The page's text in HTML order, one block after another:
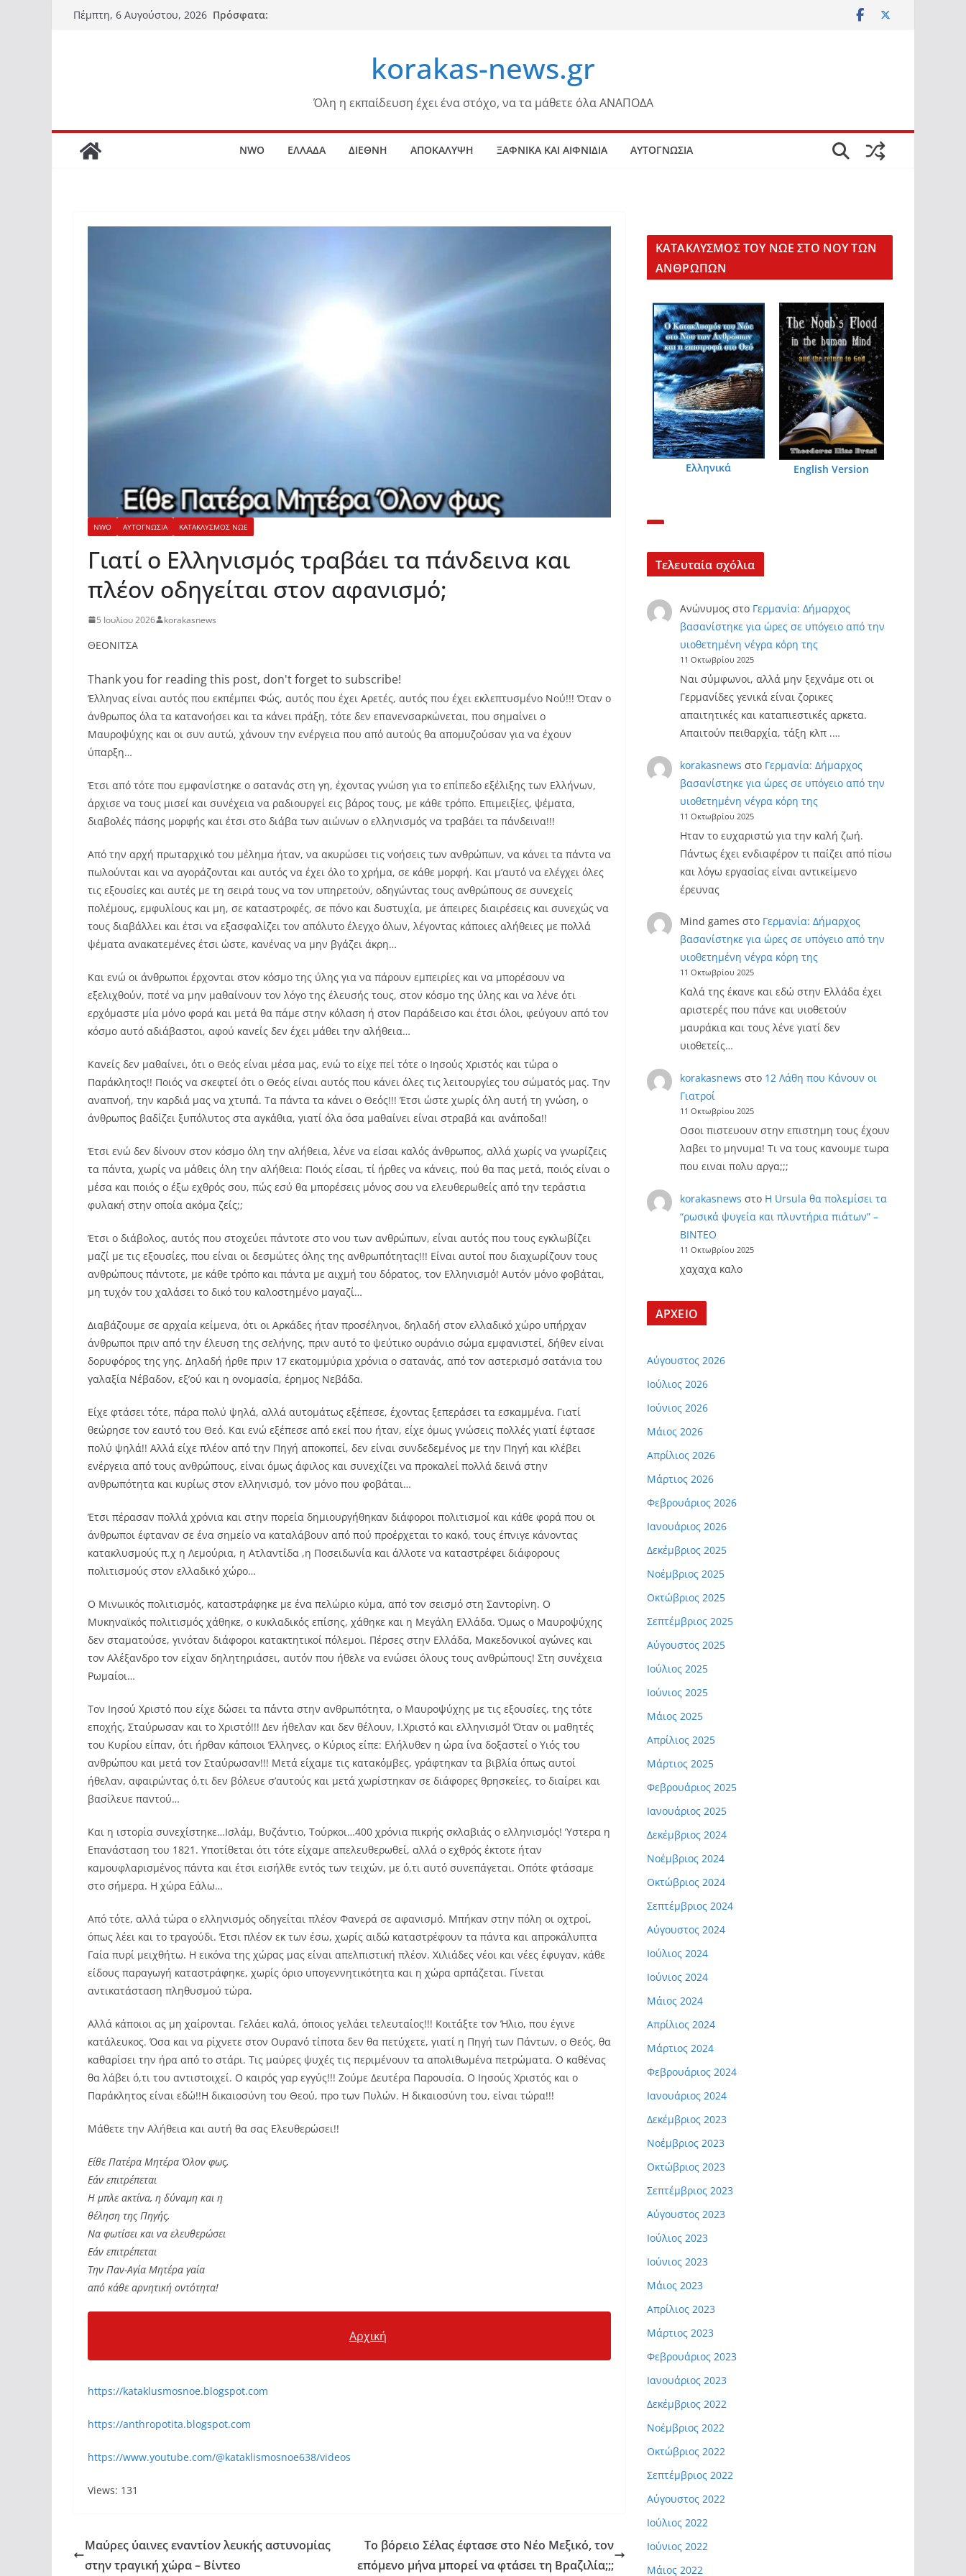
Μετάβαση
Πέμπτη, 6 Αυγούστου, 2026 Πρόσφατα:
korakas-news.gr
Όλη η εκπαίδευση έχει ένα στόχο, να τα μάθετε όλα ΑΝΑΠΟΔΑ
NWO ΕΛΛΑΔΑ ΔΙΕΘΝΗ ΑΠΟΚΑΛΥΨΗ ΞΑΦΝΙΚΑ ΚΑΙ ΑΙΦΝΙΔΙΑ ΑΥΤΟΓΝΩΣΙΑ
NWO ΑΥΤΟΓΝΩΣΙΑ ΚΑΤΑΚΛΥΣΜΟΣ ΝΩΕ
Γιατί ο Ελληνισμός τραβάει τα πάνδεινα και
πλέον οδηγείται στον αφανισμό;
5 Ιουλίου 2026 korakasnews
ΘΕΟΝΙΤΣΑ
Thank you for reading this post, don't forget to subscribe!
Έλληνας είναι αυτός που εκπέμπει Φώς, αυτός που έχει Αρετές, αυτός που έχει εκλεπτυσμένο Νού!!! Όταν ο
άνθρωπος όλα τα κατανοήσει και τα κάνει πράξη, τότε δεν επανενσαρκώνεται, που σημαίνει ο
Μαυροψύχης και οι συν αυτώ, χάνουν την ενέργεια που από αυτούς θα απομυζούσαν για να έχουν
ύπαρξη…
Έτσι από τότε που εμφανίστηκε ο σατανάς στη γη, έχοντας γνώση για το επίπεδο εξέλιξης των Ελλήνων,
άρχισε να τους μισεί και συνέχεια να ραδιουργεί εις βάρος τους, με κάθε τρόπο. Επιμειξίες, ψέματα,
διαβολές πάσης μορφής και έτσι στο διάβα των αιώνων ο ελληνισμός να τραβάει τα πάνδεινα!!!
Από την αρχή πρωταρχικό του μέλημα ήταν, να ακυρώσει τις νοήσεις των ανθρώπων, να κάνει τα πάντα να
πωλούνται και να αγοράζονται και αυτός να έχει όλο το χρήμα, σε κάθε μορφή. Και μ’αυτό να ελέγχει όλες
τις εξουσίες και αυτές με τη σειρά τους να τον υπηρετούν, οδηγώντας τους ανθρώπους σε συνεχείς
πολέμους, εμφυλίους και μη, σε καταστροφές, σε πόνο και δυστυχία, με άπειρες διαιρέσεις και συνεχώς να
τους διαβάλλει και έτσι να εξασφαλίζει τον απόλυτο έλεγχο όλων, λέγοντας κάποιες αλήθειες με πολλά
ψέματα ανακατεμένες έτσι ώστε, κανένας να μην βγάζει άκρη…
Και ενώ οι άνθρωποι έρχονται στον κόσμο της ύλης για να πάρουν εμπειρίες και να μπορέσουν να
εξελιχθούν, ποτέ να μην μαθαίνουν τον λόγο της έλευσής τους, στον κόσμο της ύλης και να λένε ότι
ερχόμαστε μία μόνο φορά και μετά θα πάμε στην κόλαση ή στον Παράδεισο και έτσι όλοι, φεύγουν από τον
κόσμο αυτό αδιάβαστοι, αφού κανείς δεν έχει μάθει την αλήθεια…
Κανείς δεν μαθαίνει, ότι ο Θεός είναι μέσα μας, ενώ το είχε πεί τότε ο Ιησούς Χριστός και τώρα ο
Παράκλητος!! Ποιός να σκεφτεί ότι ο Θεός είναι αυτός που κάνει όλες τις λειτουργίες του σώματός μας. Την
αναπνοή, την καρδιά μας να χτυπά. Τα πάντα τα κάνει ο Θεός!!! Έτσι ώστε χωρίς όλη αυτή τη γνώση, ο
άνθρωπος βαδίζει ξυπόλυτος στα αγκάθια, γιατί όλα όσα μαθαίνει είναι στραβά και ανάποδα!!
Έτσι ενώ δεν δίνουν στον κόσμο όλη την αλήθεια, λένε να είσαι καλός άνθρωπος, αλλά χωρίς να γνωρίζεις
τα πάντα, χωρίς να μάθεις όλη την αλήθεια: Ποιός είσαι, τί ήρθες να κάνεις, πού θα πας μετά, ποιός είναι ο
μέσα και ποιός ο έξω εχθρός σου, πώς εσύ θα μπορέσεις μόνος σου να ελευθερωθείς από την τεράστια
φυλακή στην οποία ακόμα ζείς;;
Έτσι ο διάβολος, αυτός που στοχεύει πάντοτε στο νου των ανθρώπων, είναι αυτός που τους εγκλωβίζει
μαζί με τις εξουσίες, που είναι οι δεσμώτες όλης της ανθρωπότητας!!! Είναι αυτοί που διαχωρίζουν τους
ανθρώπους πάντοτε, με κάθε τρόπο και πάντα με αιχμή του δόρατος, τον Ελληνισμό! Αυτόν μόνο φοβάται,
μη τυχόν του χαλάσει το δικό του καλοστημένο μαγαζί…
Διαβάζουμε σε αρχαία κείμενα, ότι οι Αρκάδες ήταν προσέληνοι, δηλαδή στον ελλαδικό χώρο υπήρχαν
άνθρωποι πριν από την έλευση της σελήνης, πριν αυτό το ψεύτικο ουράνιο σώμα εμφανιστεί, δήθεν είναι
δορυφόρος της γης. Δηλαδή ήρθε πριν 17 εκατομμύρια χρόνια ο σατανάς, από τον αστερισμό σατάνια του
γαλαξία Νέβαδον, εξ’ού και η ονομασία, έρημος Νεβάδα.
Είχε φτάσει τότε, πάρα πολύ ψηλά, αλλά αυτομάτως εξέπεσε, έχοντας ξεπεράσει τα εσκαμμένα. Γιατί
θεώρησε τον εαυτό του Θεό. Και ενώ εξέπεσε από εκεί που ήταν, είχε όμως γνώσεις πολλές γιατί έφτασε
πολύ ψηλά!! Αλλά είχε πλέον από την Πηγή αποκοπεί, δεν είναι συνδεδεμένος με την Πηγή και κλέβει
ενέργεια από τους ανθρώπους, είναι όμως άφιλος και συνεχίζει να προκαλεί πολλά δεινά στην
ανθρωπότητα και κυρίως στον ελληνισμό, τον μόνο που φοβάται…
Έτσι πέρασαν πολλά χρόνια και στην πορεία δημιουργήθηκαν διάφοροι πολιτισμοί και κάθε φορά που οι
άνθρωποι έφταναν σε ένα σημείο να καταλάβουν από πού προέρχεται το κακό, τους έπνιγε κάνοντας
κατακλυσμούς π.χ η Λεμούρια, η Ατλαντίδα ,η Ποσειδωνία και άλλοτε να καταστρέφει διάφορους
πολιτισμούς στον ελλαδικό χώρο…
Ο Μινωικός πολιτισμός, καταστράφηκε με ένα πελώριο κύμα, από τον σεισμό στη Σαντορίνη. Ο
Μυκηναϊκός πολιτισμός χάθηκε, ο κυκλαδικός επίσης, χάθηκε και η Μεγάλη Ελλάδα. Όμως ο Μαυροψύχης
δεν σταματούσε, γινόταν διάφοροι κατακτητικοί πόλεμοι. Πέρσες στην Ελλάδα, Μακεδονικοί αγώνες και
τον Αλέξανδρο τον είχαν δηλητηριάσει, αυτόν που ήθελε να ενώσει όλους τους ανθρώπους! Στη συνέχεια
Ρωμαίοι…
Τον Ιησού Χριστό που είχε δώσει τα πάντα στην ανθρωπότητα, ο Μαυροψύχης με τις εξουσίες, της τότε
εποχής, Σταύρωσαν και το Χριστό!!! Δεν ήθελαν και δεν θέλουν, Ι.Χριστό και ελληνισμό! Όταν οι μαθητές
του Κυρίου είπαν, ότι ήρθαν κάποιοι Έλληνες, ο Κύριος είπε: Ελήλυθεν η ώρα ίνα δοξαστεί ο Υιός του
ανθρώπου και μετά τον Σταύρωσαν!!! Μετά είχαμε τις κατακόμβες, γράφτηκαν τα βιβλία όπως αυτοί
ήθελαν, αφαιρώντας ό,τι δεν βόλευε σ’αυτούς και μετά χωρίστηκαν σε διάφορες θρησκείες, το διαίρει και
βασίλευε παντού…
Και η ιστορία συνεχίστηκε…Ισλάμ, Βυζάντιο, Τούρκοι…400 χρόνια πικρής σκλαβιάς ο ελληνισμός! Ύστερα η
Επανάσταση του 1821. Υποτίθεται ότι τότε είχαμε απελευθερωθεί, αλλά ο εχθρός έκτοτε ήταν
καμουφλαρισμένος πάντα και έτσι εισήλθε εντός των τειχών, με ό,τι αυτό συνεπάγεται. Οπότε φτάσαμε
στο σήμερα. Η χώρα Εάλω…
Από τότε, αλλά τώρα ο ελληνισμός οδηγείται πλέον Φανερά σε αφανισμό. Μπήκαν στην πόλη οι οχτροί,
όπως λέει και το τραγούδι. Έτσι πλέον εκ των έσω, χωρίς αιδώ καταστρέφουν τα πάντα και απροκάλυπτα
Γαία πυρί μειχθήτω. Η εικόνα της χώρας μας είναι απελπιστική πλέον. Χιλιάδες νέοι και νέες έφυγαν, κάθε
είδους παραγωγή καταστράφηκε, χωρίς όριο υπογεννητικότητα και η χώρα αρπάζεται. Γίνεται
αντικατάσταση πληθυσμού τώρα.
Αλλά κάποιοι ας μη χαίρονται. Γελάει καλά, όποιος γελάει τελευταίος!!! Κοιτάξτε τον Ήλιο, που έγινε
κατάλευκος. Όσα και να ρίχνετε στον Ουρανό τίποτα δεν θα πετύχετε, γιατί η Πηγή των Πάντων, ο Θεός, θα
καθαρίσει την ήρα από το στάρι. Τις μαύρες ψυχές τις περιμένουν τα απολιθωμένα πετρώματα. Ο καθένας
θα λάβει ό,τι του αντιστοιχεί. Ο καιρός γαρ εγγύς!!! Ζούμε Δευτέρα Παρουσία. Ο Ιησούς Χριστός και ο
Παράκλητος είναι εδώ!!Η δικαιοσύνη του Θεού, προ των Πυλών. Η δικαιοσύνη του, είναι τώρα!!!
Μάθετε την Αλήθεια και αυτή θα σας Ελευθερώσει!!
Είθε Πατέρα Μητέρα Όλον φως,
Εάν επιτρέπεται
Η μπλε ακτίνα, η δύναμη και η
θέληση της Πηγής,
Να φωτίσει και να ελευθερώσει
Εάν επιτρέπεται
Την Παν-Αγία Μητέρα γαία
από κάθε αρνητική οντότητα!
Αρχική
https://kataklusmosnoe.blogspot.com
https://anthropotita.blogspot.com
https://www.youtube.com/@kataklismosnoe638/videos
Views: 131
Μαύρες ύαινες εναντίον λευκής αστυνομίας
στην τραγική χώρα – Βίντεο
Το βόρειο Σέλας έφτασε στο Νέο Μεξικό, τον
επόμενο μήνα μπορεί να φτάσει τη Βραζιλία;;;
KΑΤΑΚΛΥΣΜΟΣ ΤΟΥ ΝΩΕ ΣΤΟ ΝΟΥ ΤΩΝ
ΑΝΘΡΩΠΩΝ
Ελληνικά English Version
Τελευταία σχόλια
Ανώνυμοςστο Γερμανία: Δήμαρχος
βασανίστηκε για ώρες σε υπόγειο από την
υιοθετημένη νέγρα κόρη της
11 Οκτωβρίου 2025
Ναι σύμφωνοι, αλλά μην ξεχνάμε οτι οι
Γερμανίδες γενικά είναι ζορικες
απαιτητικές και καταπιεστικές αρκετα.
Απαιτούν πειθαρχία, τάξη κλπ .…
korakasnews στο Γερμανία: Δήμαρχος
βασανίστηκε για ώρες σε υπόγειο από την
υιοθετημένη νέγρα κόρη της
11 Οκτωβρίου 2025
Ηταν το ευχαριστώ για την καλή ζωή.
Πάντως έχει ενδιαφέρον τι παίζει από πίσω
και λόγω εργασίας είναι αντικείμενο
έρευνας
Mind games στο Γερμανία: Δήμαρχος
βασανίστηκε για ώρες σε υπόγειο από την
υιοθετημένη νέγρα κόρη της
11 Οκτωβρίου 2025
Καλά της έκανε και εδώ στην Ελλάδα έχει
αριστερές που πάνε και υιοθετούν
μαυράκια και τους λένε γιατί δεν
υιοθετείς…
korakasnews στο 12 Λάθη που Κάνουν οι
Γιατροί
11 Οκτωβρίου 2025
Οσοι πιστευουν στην επιστημη τους έχουν
λαβει το μηνυμα! Τι να τους κανουμε τωρα
που ειναι πολυ αργα;;;
korakasnews στο Η Ursula θα πολεμίσει τα
“ρωσικά ψυγεία και πλυντήρια πιάτων” –
ΒΙΝΤΕΟ
11 Οκτωβρίου 2025
χαχαχα καλο
ΑΡΧΕΙΟ
Αύγουστος 2026
Ιούλιος 2026
Ιούνιος 2026
Μάιος 2026
Απρίλιος 2026
Μάρτιος 2026
Φεβρουάριος 2026
Ιανουάριος 2026
Δεκέμβριος 2025
Νοέμβριος 2025
Οκτώβριος 2025
Σεπτέμβριος 2025
Αύγουστος 2025
Ιούλιος 2025
Ιούνιος 2025
Μάιος 2025
Απρίλιος 2025
Μάρτιος 2025
Φεβρουάριος 2025
Ιανουάριος 2025
Δεκέμβριος 2024
Νοέμβριος 2024
Οκτώβριος 2024
Σεπτέμβριος 2024
Αύγουστος 2024
Ιούλιος 2024
Ιούνιος 2024
Μάιος 2024
Απρίλιος 2024
Μάρτιος 2024
Φεβρουάριος 2024
Ιανουάριος 2024
Δεκέμβριος 2023
Νοέμβριος 2023
Οκτώβριος 2023
Σεπτέμβριος 2023
Αύγουστος 2023
Ιούλιος 2023
Ιούνιος 2023
Μάιος 2023
Απρίλιος 2023
Μάρτιος 2023
Φεβρουάριος 2023
Ιανουάριος 2023
Δεκέμβριος 2022
Νοέμβριος 2022
Οκτώβριος 2022
Σεπτέμβριος 2022
Αύγουστος 2022
Ιούλιος 2022
Ιούνιος 2022
Μάιος 2022